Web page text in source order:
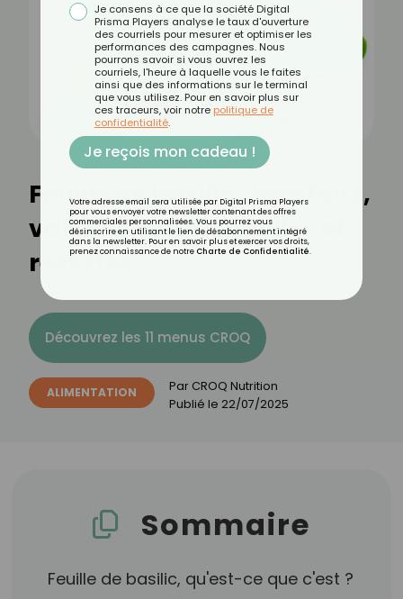
Feuille de basilic : bienfaits,
valeurs nutritionnelles et
recettes
Découvrez les 11 menus CROQ
ALIMENTATION Par CROQ Nutrition
Publié le 22/07/2025
Sommaire
Feuille de basilic, qu'est-ce que c'est ?
Je consens à ce que la société Digital
Prisma Players analyse le taux d'ouverture
des courriels pour mesurer et optimiser les
performances des campagnes. Nous
pourrons savoir si vous ouvrez les
courriels, l'heure à laquelle vous le faites
ainsi que des informations sur le terminal
que vous utilisez. Pour en savoir plus sur
ces traceurs, voir notre politique de
confidentialité.
Je reçois mon cadeau !
Votre adresse email sera utilisée par Digital Prisma Players
pour vous envoyer votre newsletter contenant des offres
commerciales personnalisées. Vous pourrez vous
désinscrire en utilisant le lien de désabonnement intégré
dans la newsletter. Pour en savoir plus et exercer vos droits,
prenez connaissance de notre Charte de Confidentialité.